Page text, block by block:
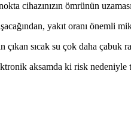
cihazınızın ömrünün
yakıt oranı önemli
sıcak su çok daha çabuk
aksamda ki risk